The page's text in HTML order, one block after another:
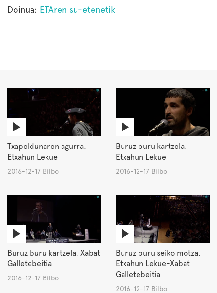
Doinua: ETAren su-etenetik
Txapeldunaren agurra.
Etxahun Lekue
2016-12-17 Bilbo
Buruz buru kartzela.
Etxahun Lekue
2016-12-17 Bilbo
Buruz buru kartzela. Xabat
Galletebeitia
2016-12-17 Bilbo
Buruz buru seiko motza.
Etxahun Lekue-Xabat
Galletebeitia
2016-12-17 Bilbo